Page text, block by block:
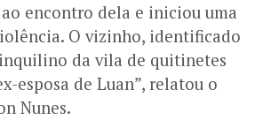
encontro dela e iniciou uma
O vizinho, identificado
da vila de quitinetes
esposa de Luan”, relatou o
Nunes.